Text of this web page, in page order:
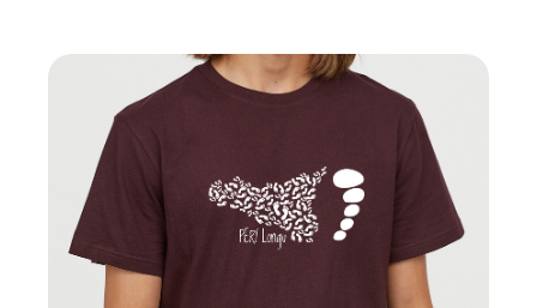
"SICILIAN ADVENTURER"
PERI LONGU
E' LA MAGLIA IDEALE PER CHI NON SA
VIAGGIATORE AFFAMATO DI LUOGHI
INEBRIANTI CON STILE
AVVENTURIERO MA AL TEMPO
STESSO RAPPRESENTA ANCHE CHI
VITA FESTAIOLO" CON UNA FRESCA